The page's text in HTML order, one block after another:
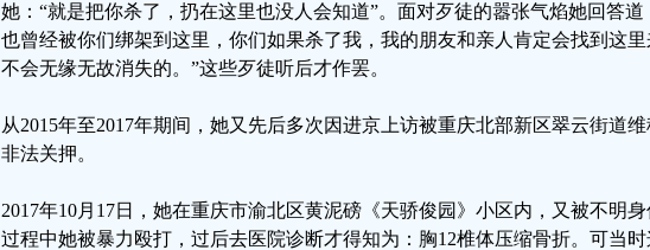
她：“就是把你杀了，扔在这里也没人会知道”。面对歹徒的嚣张气焰她回答道
也曾经被你们绑架到这里，你们如果杀了我，我的朋友和亲人肯定会找到这里
不会无缘无故消失的。”这些歹徒听后才作罢。
从2015年至2017年期间，她又先后多次因进京上访被重庆北部新区翠云街道
非法关押。
2017年10月17日，她在重庆市渝北区黄泥磅《天骄俊园》小区内，又被不明身
过程中她被暴力殴打，过后去医院诊断才得知为：胸12椎体压缩骨折。可当